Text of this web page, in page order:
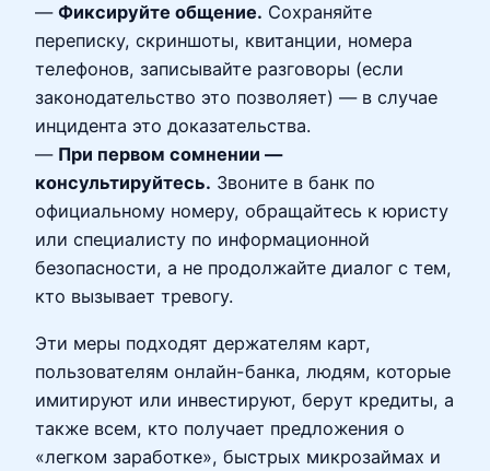
— Фиксируйте общение. Сохраняйте
переписку, скриншоты, квитанции, номера
телефонов, записывайте разговоры (если
законодательство это позволяет) — в случае
инцидента это доказательства.
— При первом сомнении —
консультируйтесь. Звоните в банк по
официальному номеру, обращайтесь к юристу
или специалисту по информационной
безопасности, а не продолжайте диалог с тем,
кто вызывает тревогу.
Эти меры подходят держателям карт,
пользователям онлайн-банка, людям, которые
имитируют или инвестируют, берут кредиты, а
также всем, кто получает предложения о
«легком заработке», быстрых микрозаймах и